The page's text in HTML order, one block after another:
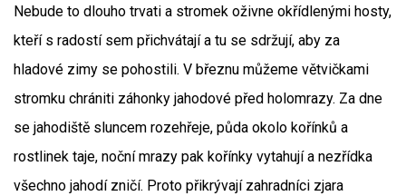
Nebude to dlouho trvati a stromek oživne okřídlenými hosty,
kteří s radostí sem přichvátají a tu se sdržují, aby za
hladové zimy se pohostili. V březnu můžeme větvičkami
stromku chrániti záhonky jahodové před holomrazy. Za dne
se jahodiště sluncem rozehřeje, půda okolo kořínků a
rostlinek taje, noční mrazy pak kořínky vytahují a nezřídka
všechno jahodí zničí. Proto přikrývají zahradníci zjara